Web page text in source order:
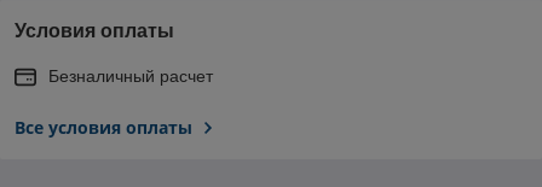
Условия оплаты
Безналичный расчет
Все условия оплаты